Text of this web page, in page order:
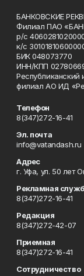
БАНКОВСКИЕ
Филиал ПАО
р/с
к/с
БИК 048073770
ИНН/КПП
Республиканский
филиал АО ИД
Телефон
8(347)272-16-41
Эл. почта
info@vatandash.ru
Адрес
г. Уфа, ул. 50 лет
Рекламная
8(347)272-16-41
Редакция
8(347)272-42-07
Приемная
8(347)272-16-41
Сотрудничество